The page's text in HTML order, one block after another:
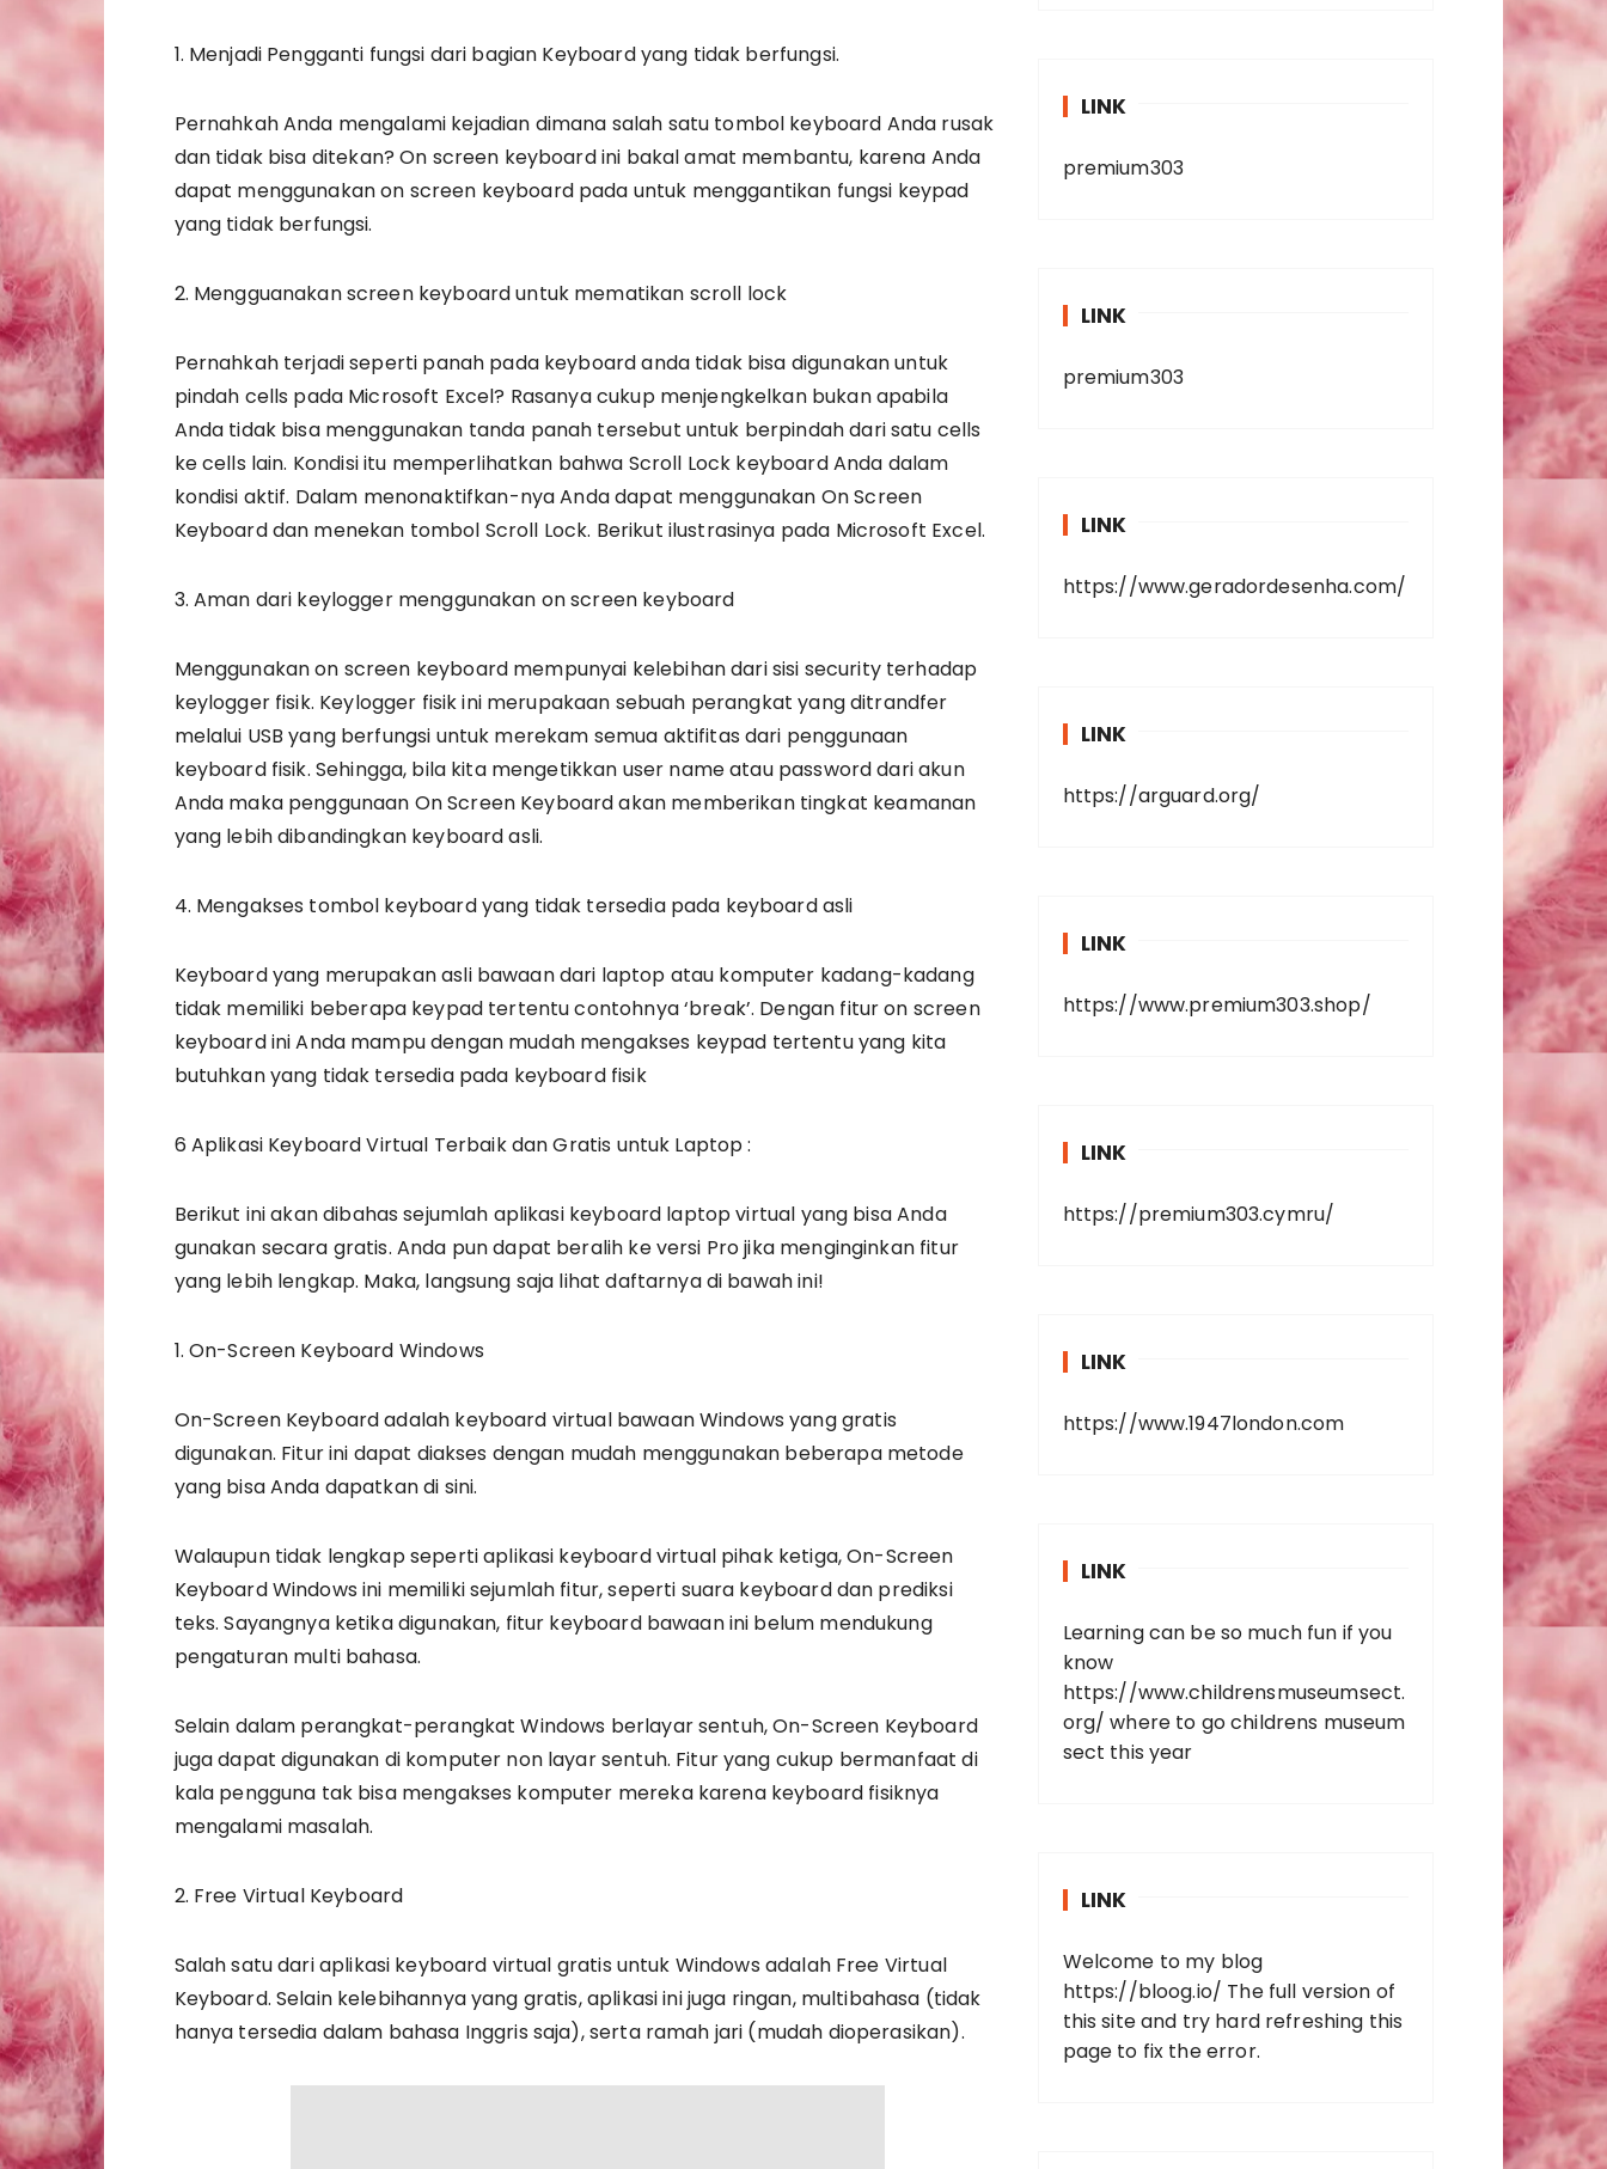
1. Menjadi Pengganti fungsi dari bagian Keyboard yang tidak berfungsi.
Pernahkah Anda mengalami kejadian dimana salah satu tombol keyboard Anda rusak
dan tidak bisa ditekan? On screen keyboard ini bakal amat membantu, karena Anda
dapat menggunakan on screen keyboard pada untuk menggantikan fungsi keypad
yang tidak berfungsi.
2. Mengguanakan screen keyboard untuk mematikan scroll lock
Pernahkah terjadi seperti panah pada keyboard anda tidak bisa digunakan untuk
pindah cells pada Microsoft Excel? Rasanya cukup menjengkelkan bukan apabila
Anda tidak bisa menggunakan tanda panah tersebut untuk berpindah dari satu cells
ke cells lain. Kondisi itu memperlihatkan bahwa Scroll Lock keyboard Anda dalam
kondisi aktif. Dalam menonaktifkan-nya Anda dapat menggunakan On Screen
Keyboard dan menekan tombol Scroll Lock. Berikut ilustrasinya pada Microsoft Excel.
3. Aman dari keylogger menggunakan on screen keyboard
Menggunakan on screen keyboard mempunyai kelebihan dari sisi security terhadap
keylogger fisik. Keylogger fisik ini merupakaan sebuah perangkat yang ditrandfer
melalui USB yang berfungsi untuk merekam semua aktifitas dari penggunaan
keyboard fisik. Sehingga, bila kita mengetikkan user name atau password dari akun
Anda maka penggunaan On Screen Keyboard akan memberikan tingkat keamanan
yang lebih dibandingkan keyboard asli.
4. Mengakses tombol keyboard yang tidak tersedia pada keyboard asli
Keyboard yang merupakan asli bawaan dari laptop atau komputer kadang-kadang
tidak memiliki beberapa keypad tertentu contohnya ‘break’. Dengan fitur on screen
keyboard ini Anda mampu dengan mudah mengakses keypad tertentu yang kita
butuhkan yang tidak tersedia pada keyboard fisik
6 Aplikasi Keyboard Virtual Terbaik dan Gratis untuk Laptop :
Berikut ini akan dibahas sejumlah aplikasi keyboard laptop virtual yang bisa Anda
gunakan secara gratis. Anda pun dapat beralih ke versi Pro jika menginginkan fitur
yang lebih lengkap. Maka, langsung saja lihat daftarnya di bawah ini!
1. On-Screen Keyboard Windows
On-Screen Keyboard adalah keyboard virtual bawaan Windows yang gratis
digunakan. Fitur ini dapat diakses dengan mudah menggunakan beberapa metode
yang bisa Anda dapatkan di sini.
Walaupun tidak lengkap seperti aplikasi keyboard virtual pihak ketiga, On-Screen
Keyboard Windows ini memiliki sejumlah fitur, seperti suara keyboard dan prediksi
teks. Sayangnya ketika digunakan, fitur keyboard bawaan ini belum mendukung
pengaturan multi bahasa.
Selain dalam perangkat-perangkat Windows berlayar sentuh, On-Screen Keyboard
juga dapat digunakan di komputer non layar sentuh. Fitur yang cukup bermanfaat di
kala pengguna tak bisa mengakses komputer mereka karena keyboard fisiknya
mengalami masalah.
2. Free Virtual Keyboard
Salah satu dari aplikasi keyboard virtual gratis untuk Windows adalah Free Virtual
Keyboard. Selain kelebihannya yang gratis, aplikasi ini juga ringan, multibahasa (tidak
hanya tersedia dalam bahasa Inggris saja), serta ramah jari (mudah dioperasikan).
LINK
premium303
LINK
premium303
LINK
https://www.geradordesenha.com/
LINK
https://arguard.org/
LINK
https://www.premium303.shop/
LINK
https://premium303.cymru/
LINK
https://www.1947london.com
LINK
Learning can be so much fun if you
know
https://www.childrensmuseumsect.
org/ where to go childrens museum
sect this year
LINK
Welcome to my blog
https://bloog.io/ The full version of
this site and try hard refreshing this
page to fix the error.